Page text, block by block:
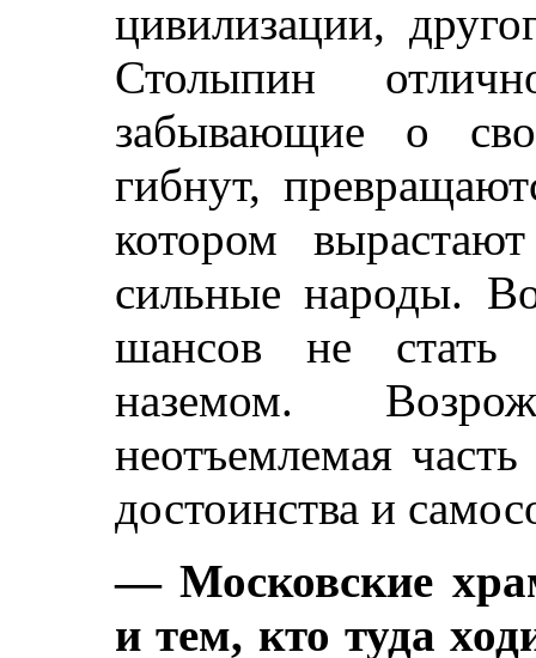
цивилизации,
Столыпин
забывающие о
гибнут,
котором
сильные народы.
шансов не стать
наземом.
неотъемлемая
достоинства и
— Московские
и тем, кто туда